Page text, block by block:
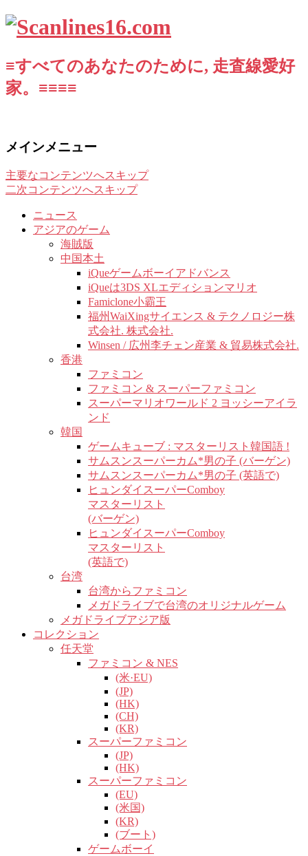
≡すべてのあなたのために, 走査線愛好
家。≡≡≡≡
メインメニュー
主要なコンテンツへスキップ
二次コンテンツへスキップ
ニュース
アジアのゲーム
海賊版
中国本土
iQueゲームボーイアドバンス
iQueは3DS XLエディションマリオ
Famiclone小霸王
福州WaiXingサイエンス & テクノロジー株
式会社. 株式会社.
Winsen / 広州李チェン産業 & 貿易株式会社.
香港
ファミコン
ファミコン & スーパーファミコン
スーパーマリオワールド 2 ヨッシーアイラ
ンド
韓国
ゲームキューブ : マスターリスト韓国語 !
サムスンスーパーカム*男の子 (バーゲン)
サムスンスーパーカム*男の子 (英語で)
ヒュンダイスーパーComboy
マスターリスト
(バーゲン)
ヒュンダイスーパーComboy
マスターリスト
(英語で)
台湾
台湾からファミコン
メガドライブで台湾のオリジナルゲーム
メガドライブアジア版
コレクション
任天堂
ファミコン & NES
(米·EU)
(JP)
(HK)
(CH)
(KR)
スーパーファミコン
(JP)
(HK)
スーパーファミコン
(EU)
(米国)
(KR)
(ブート)
ゲームボーイ